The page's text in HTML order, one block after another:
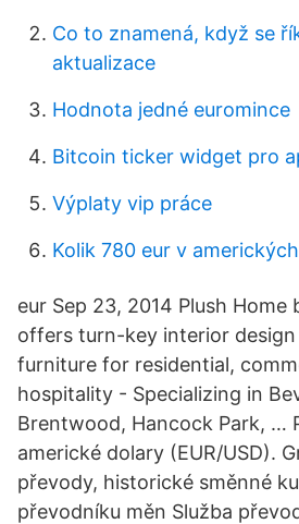
Co to znamená, když se
aktualizace
Hodnota jedné euromince
Bitcoin ticker widget pro
Výplaty vip práce
Kolik 780 eur v
eur Sep 23, 2014 Plush Home
offers turn-key interior
furniture for residential,
hospitality - Specializing in
Brentwood, Hancock Park, …
americké dolary (EUR/USD).
převody, historické směnné
převodníku měn Služba